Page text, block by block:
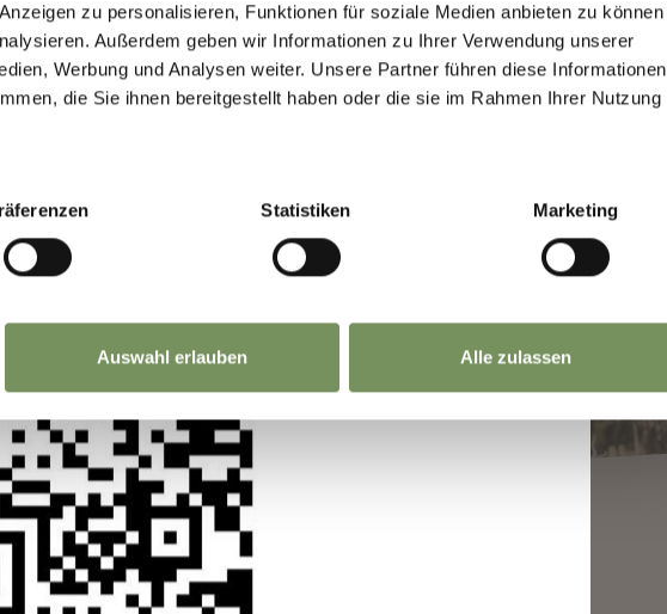
zu personalisieren, Funktionen für soziale Medien anbieten zu können
Außerdem geben wir Informationen zu Ihrer Verwendung unserer
Werbung und Analysen weiter. Unsere Partner führen diese Informationen
die Sie ihnen bereitgestellt haben oder die sie im Rahmen Ihrer Nutzung
Statistiken Marketing
Auswahl erlauben Alle zulassen
ANTONIO
INSIEME IL FUTURO DI
MERANO.